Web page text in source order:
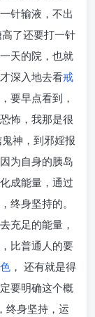
针输液，不出
了还要打一针
天的院，也就
深入地去看戒
要早点看到，
怖，我那是很
神，到邪婬报
为自身的胰岛
成能量，通过
终身坚持的。
充足的能量，
比普通人的要
， 还有就是得
要明确这个概
终身坚持，运